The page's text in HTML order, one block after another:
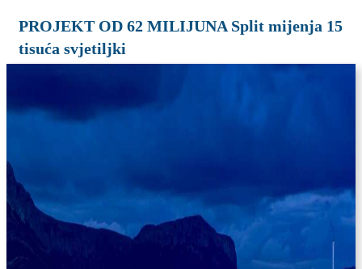
PROJEKT OD 62 MILIJUNA Split mijenja 15
tisuća svjetiljki